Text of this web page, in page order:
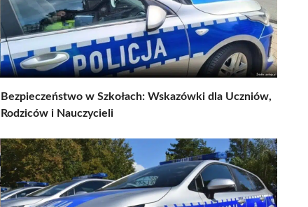
Bezpieczeństwo w Szkołach: Wskazówki dla Uczniów,
Rodziców i Nauczycieli